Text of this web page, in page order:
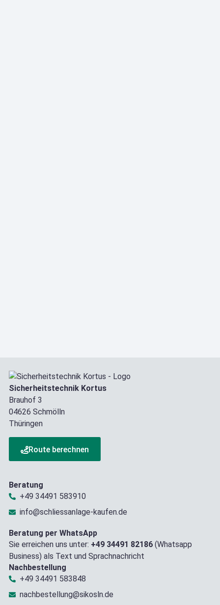
Sicherheitstechnik Kortus
Brauhof 3
04626 Schmölln
Thüringen
Route berechnen
Beratung
+49 34491 583910
info@schliessanlage-kaufen.de
Beratung per WhatsApp
Sie erreichen uns unter: +49 34491 82186(Whatsapp
Business) als Text und Sprachnachricht
Nachbestellung
+49 34491 583848
nachbestellung@sikosln.de